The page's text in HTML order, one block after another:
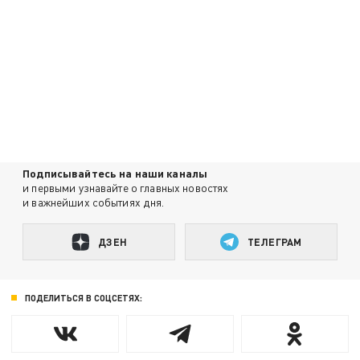
Подписывайтесь на наши каналы
и первыми узнавайте о главных новостях
и важнейших событиях дня.
ДЗЕН ТЕЛЕГРАМ
ПОДЕЛИТЬСЯ В СОЦСЕТЯХ: